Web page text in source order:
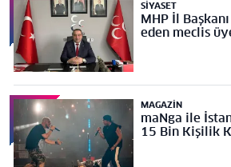
SIYASET
MHP İl
eden meclis
MAGAZIN
maNga ile
15 Bin Kişilik